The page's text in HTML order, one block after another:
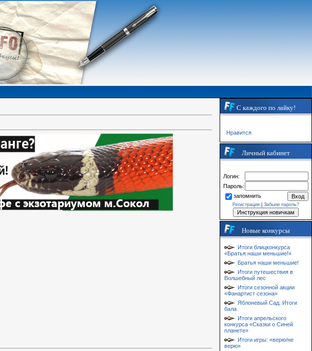
С каждого по лайку!
Нравится
Личный кабинет
Логин:
Пароль:
запомнить
Регистрация Забыли пароль?
Новые конкурсы
Итоги блицконкурса
«Братья наши меньшие!»
Братья наши меньшие!
Итоги путешествия в
Волшебный лес
Итоги сезонной акции
«Фанартист сезона»
Яблоневый Сад. Итоги
бала
Итоги апрельского
конкурса «Сказки о Синей
планете»
Итоги игры: «верю/не
верю»